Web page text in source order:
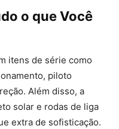
o que Você
itens de série como
piloto
Além disso, a
solar e rodas de liga
extra de sofisticação.